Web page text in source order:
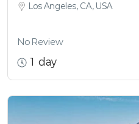
Los Angeles, CA, USA
No Review
1 day